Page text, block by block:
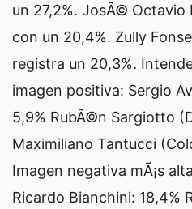
un 27,2%. JosÃ© Octavio
con un 20,4%. Zully
registra un 20,3%.
imagen positiva: Sergio
5,9% RubÃ©n Sargiotto
Maximiliano Tantucci
Imagen negativa mÃ¡s
Ricardo Bianchini: 18,4%